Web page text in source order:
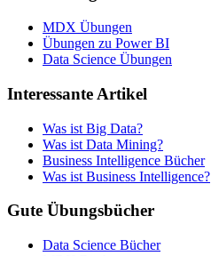
MDX Übungen
Übungen zu Power BI
Data Science Übungen
Interessante Artikel
Was ist Big Data?
Was ist Data Mining?
Business Intelligence Bücher
Was ist Business Intelligence?
Gute Übungsbücher
Data Science Bücher